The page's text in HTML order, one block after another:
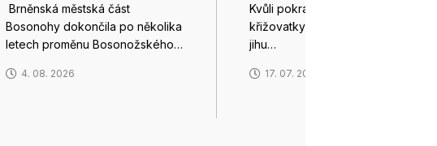
Brněnská městská část
Bosonohy dokončila po několika
letech proměnu Bosonožského…
4. 08. 2026
Kvůli pokračující přestavbě
křižovatky dálnic D1 a D2 na
jihu…
17. 07. 2026